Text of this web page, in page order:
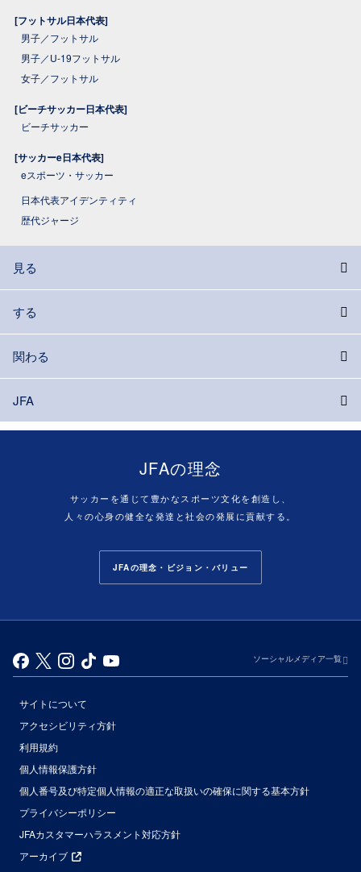
[フットサル日本代表]
男子／フットサル
男子／U-19フットサル
女子／フットサル
[ビーチサッカー日本代表]
ビーチサッカー
[サッカーe日本代表]
eスポーツ・サッカー
日本代表アイデンティティ
歴代ジャージ
見る
する
関わる
JFA
JFAの理念
サッカーを通じて豊かなスポーツ文化を創造し、
人々の心身の健全な発達と社会の発展に貢献する。
JFAの理念・ビジョン・バリュー
ソーシャルメディア一覧
サイトについて
アクセシビリティ方針
利用規約
個人情報保護方針
個人番号及び特定個人情報の適正な取扱いの確保に関する基本方針
プライバシーポリシー
JFAカスタマーハラスメント対応方針
アーカイブ